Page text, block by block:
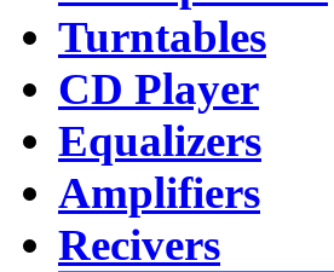
Turntables
CD Player
Equalizers
Amplifiers
Recivers